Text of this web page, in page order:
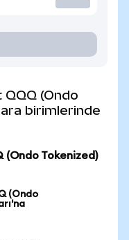
(Ondo
birimlerinde
(Ondo Tokenized)
(Ondo